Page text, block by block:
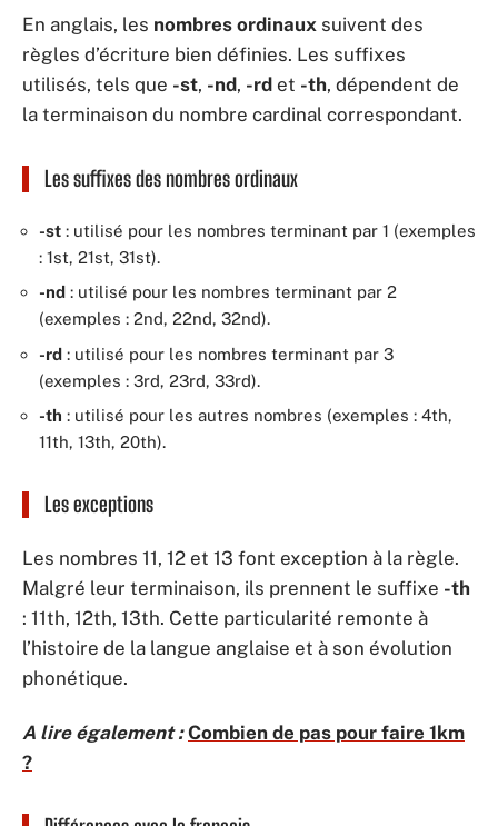
En anglais, les nombres ordinaux suivent des
règles d’écriture bien définies. Les suffixes
utilisés, tels que -st, -nd, -rd et -th, dépendent de
la terminaison du nombre cardinal correspondant.
Les suffixes des nombres ordinaux
-st : utilisé pour les nombres terminant par 1 (exemples
: 1st, 21st, 31st).
-nd : utilisé pour les nombres terminant par 2
(exemples : 2nd, 22nd, 32nd).
-rd : utilisé pour les nombres terminant par 3
(exemples : 3rd, 23rd, 33rd).
-th : utilisé pour les autres nombres (exemples : 4th,
11th, 13th, 20th).
Les exceptions
Les nombres 11, 12 et 13 font exception à la règle.
Malgré leur terminaison, ils prennent le suffixe -th
: 11th, 12th, 13th. Cette particularité remonte à
l’histoire de la langue anglaise et à son évolution
phonétique.
A lire également : Combien de pas pour faire 1km
?